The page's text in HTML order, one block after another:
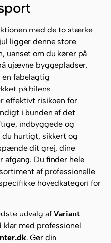
med de to stærke
ligger denne store
uanset om du kører på
ujævne byggepladser.
fabelagtig
på bilens
effektivt risikoen for
i bunden af det
indbyggede og
hurtigt, sikkert og
dit grej, dine
afgang. Du finder hele
af professionelle
hovedkategori for
udvalg af Variant
klar med professionel
. Gør din